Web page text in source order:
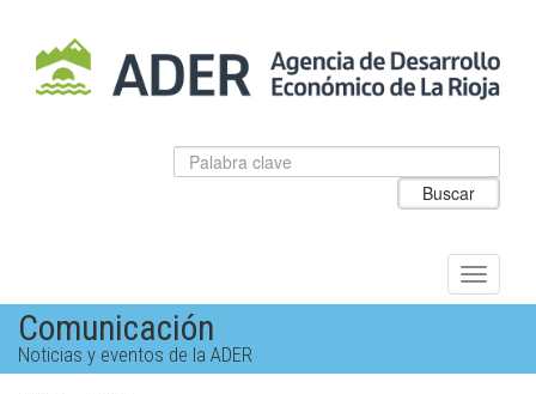
Salto
al
contenido
Datos
para
Introduzca
el
Buscar
Alternar
Comunicación
Noticias y eventos de la ADER